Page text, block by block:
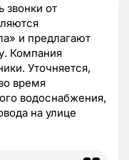
звонки от
и предлагают
Компания
Уточняется,
время
водоснабжения,
на улице